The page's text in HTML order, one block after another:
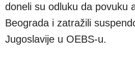
doneli su odluku da povuku
Beograda i zatražili
Jugoslavije u OEBS-u.